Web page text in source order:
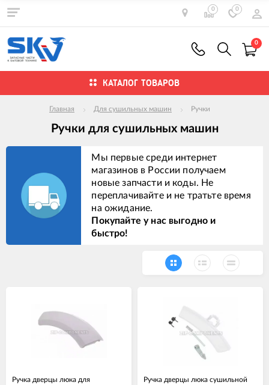
0 0
0
КАТАЛОГ ТОВАРОВ
Главная Для сушильных машин Ручки
Ручки для сушильных машин
Мы первые среди интернет
магазинов в России получаем
новые запчасти и коды. Не
переплачивайте и не тратьте время
на ожидание.
Покупайте у нас выгодно и
быстро!
Ручка дверцы люка для
Ручка дверцы люка сушильной